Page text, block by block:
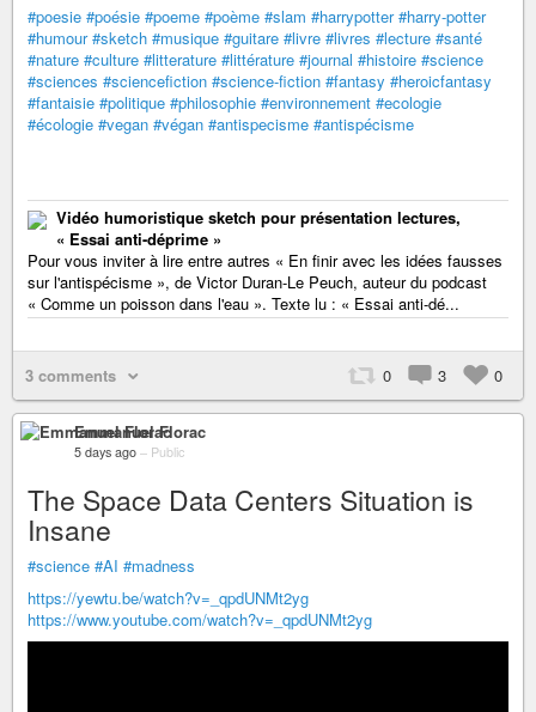
#poesie #poésie #poeme #poème #slam #harrypotter #harry-potter
#humour #sketch #musique #guitare #livre #livres #lecture #santé
#nature #culture #litterature #littérature #journal #histoire #science
#sciences #sciencefiction #science-fiction #fantasy #heroicfantasy
#fantaisie #politique #philosophie #environnement #ecologie
#écologie #vegan #végan #antispecisme #antispécisme
Vidéo humoristique sketch pour présentation lectures,
« Essai anti-déprime »
Pour vous inviter à lire entre autres « En finir avec les idées fausses
sur l'antispécisme », de Victor Duran-Le Peuch, auteur du podcast
« Comme un poisson dans l'eau ». Texte lu : « Essai anti-dé...
3 comments 0 3 0
Emmanuel Florac
5 days ago – Public
The Space Data Centers Situation is
Insane
#science #AI #madness
https://yewtu.be/watch?v=_qpdUNMt2yg
https://www.youtube.com/watch?v=_qpdUNMt2yg